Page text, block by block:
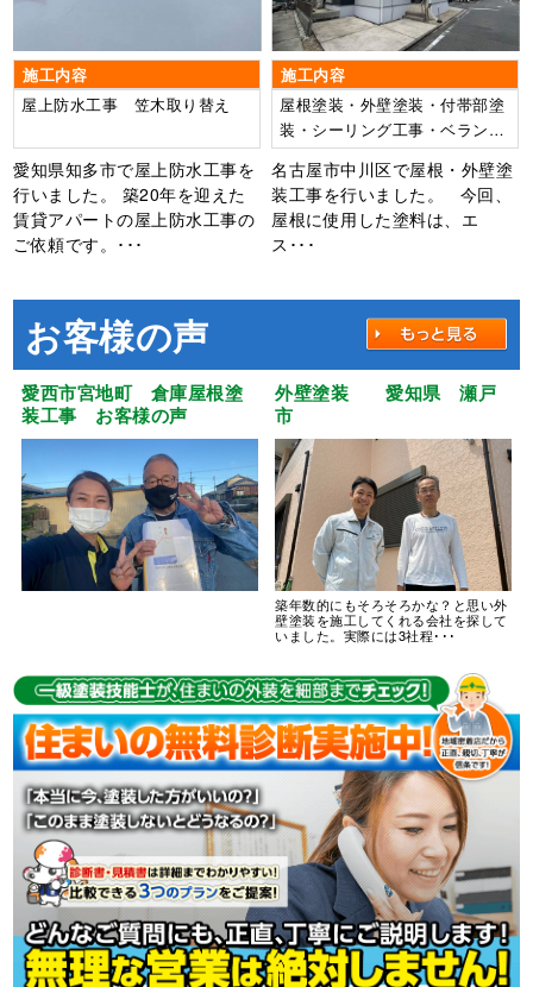
施工内容
屋上防水工事 笠木取り替え
愛知県知多市で屋上防水工事を
行いました。 築20年を迎えた
賃貸アパートの屋上防水工事の
ご依頼です。･･･
施工内容
屋根塗装・外壁塗装・付帯部塗
装・シーリング工事・ベランダ
防水工事
名古屋市中川区で屋根・外壁塗
装工事を行いました。 今回、
屋根に使用した塗料は、エ
ス･･･
お客様の声
愛西市宮地町 倉庫屋根塗
装工事 お客様の声
外壁塗装 愛知県 瀬戸
市
築年数的にもそろそろかな？と思い外
壁塗装を施工してくれる会社を探して
いました。実際には3社程･･･